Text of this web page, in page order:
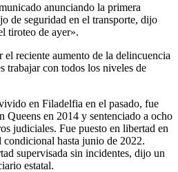
anunciando la primera
de seguridad en el transporte, dijo
tiroteo de ayer».
el reciente aumento de la delincuencia
trabajar con todos los niveles de
en Filadelfia en el pasado, fue
Queens en 2014 y sentenciado a ocho
judiciales. Fue puesto en libertad en
hasta junio de 2022.
supervisada sin incidentes, dijo un
estatal.